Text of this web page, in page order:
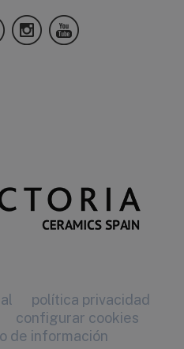
política privacidad
configurar cookies
de información